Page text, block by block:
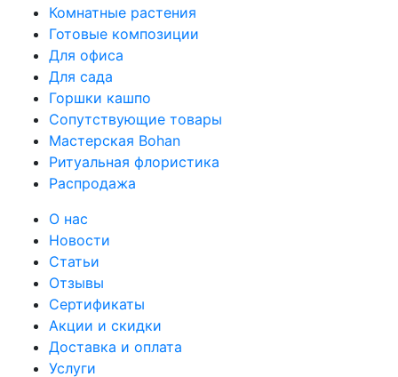
Комнатные растения
Готовые композиции
Для офиса
Для сада
Горшки кашпо
Сопутствующие товары
Мастерская Bohan
Ритуальная флористика
Распродажа
О нас
Новости
Статьи
Отзывы
Сертификаты
Акции и скидки
Доставка и оплата
Услуги